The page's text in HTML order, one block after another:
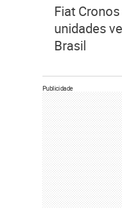
Fiat
unidades
Brasil
Publicidade